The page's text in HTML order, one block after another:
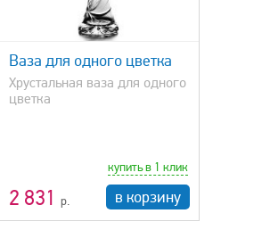
Ваза для одного цветка
Хрустальная ваза для одного
цветка
2 831
купить в 1 клик
в корзину